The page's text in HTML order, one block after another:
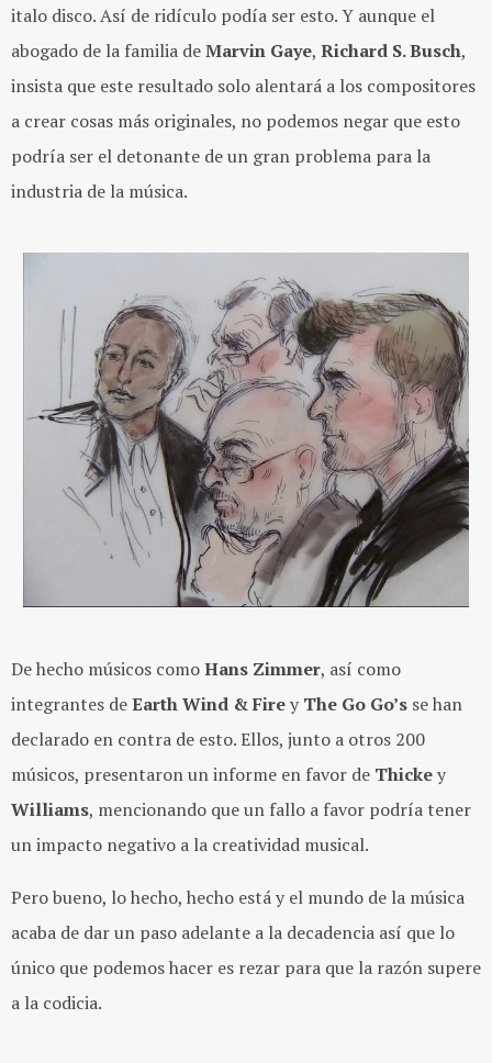
italo disco. Así de ridículo podía ser esto. Y aunque el
abogado de la familia deMarvin Gaye, Richard S. Busch,
insista que este resultado solo alentará a los compositores
a crear cosas más originales, no podemos negar que esto
podría ser el detonante de un gran problema para la
industria de la música.
De hecho músicos comoHans Zimmer, así como
integrantes deEarthWind & Firey The Go Go’s se han
declarado en contra de esto. Ellos, junto a otros 200
músicos, presentaron un informe en favor de Thickey
Williams, mencionando que un fallo a favor podría tener
un impacto negativo a la creatividad musical.
Pero bueno, lo hecho, hecho está y el mundo de la música
acaba de dar un paso adelante a la decadencia así que lo
único que podemos hacer es rezar para que la razón supere
a la codicia.